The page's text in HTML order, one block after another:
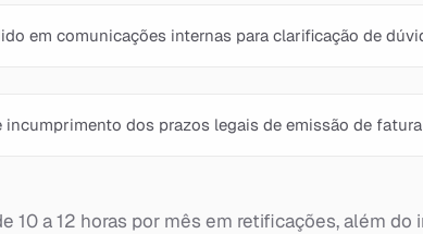
em comunicações internas para clarificação de
incumprimento dos prazos legais de emissão de fatura
10 a 12 horas por mês em retificações, além do